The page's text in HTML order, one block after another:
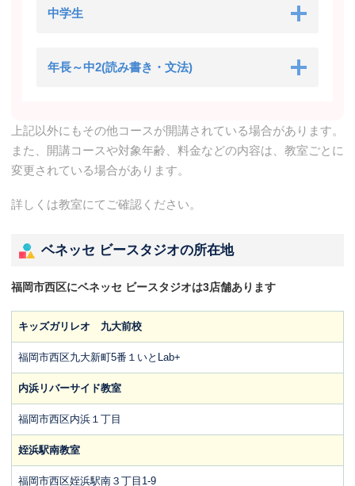
中学生
年長～中2(読み書き・文法)
上記以外にもその他コースが開講されている場合があります。
また、開講コースや対象年齢、料金などの内容は、教室ごとに
変更されている場合があります。
詳しくは教室にてご確認ください。
ベネッセ ビースタジオの所在地
福岡市西区にベネッセ ビースタジオは3店舗あります
キッズガリレオ 九大前校
福岡市西区九大新町5番１いとLab+
内浜リバーサイド教室
福岡市西区内浜１丁目
姪浜駅南教室
福岡市西区姪浜駅南３丁目1-9